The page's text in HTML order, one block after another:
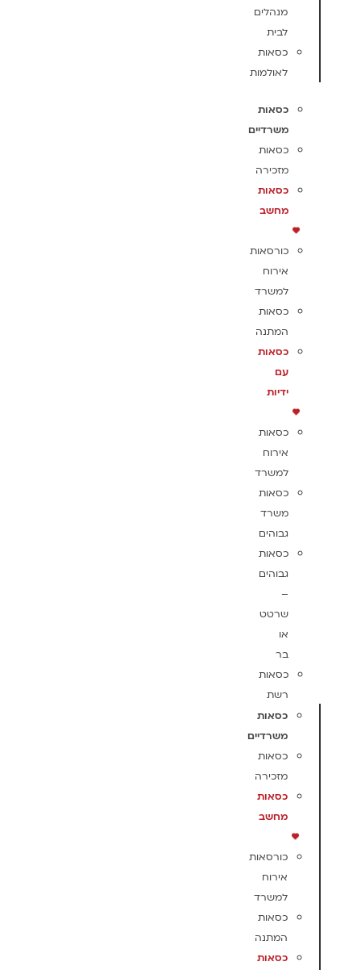
מנהלים
לבית
כסאות
לאולמות
כסאות
משרדיים
כסאות
מזכירה
כסאות
מחשב
כורסאות
אירוח
למשרד
כסאות
המתנה
כסאות
עם
ידיות
כסאות
אירוח
למשרד
כסאות
משרד
גבוהים
כסאות
גבוהים
–
שרטט
או
בר
כסאות
רשת
כסאות
משרדיים
כסאות
מזכירה
כסאות
מחשב
כורסאות
אירוח
למשרד
כסאות
המתנה
כסאות